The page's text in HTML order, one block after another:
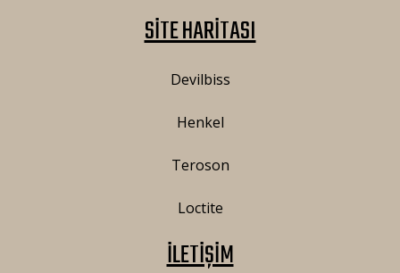
SİTE HARİTASI
Devilbiss
Henkel
Teroson
Loctite
İLETİŞİM